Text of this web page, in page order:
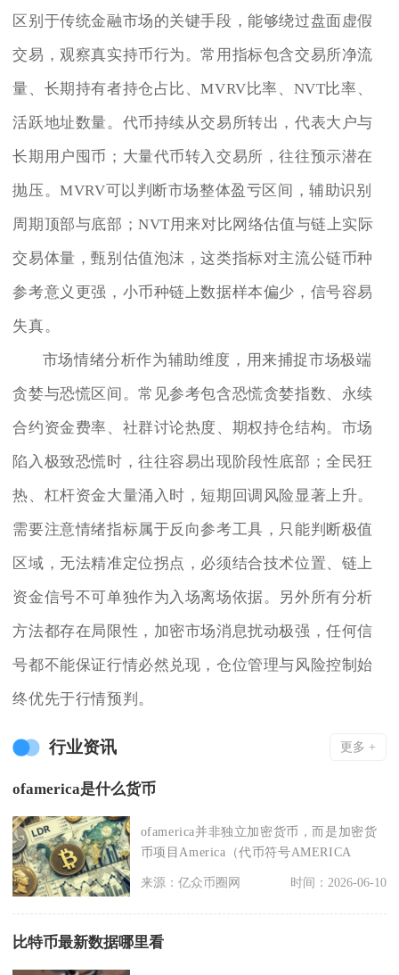
区别于传统金融市场的关键手段，能够绕过盘面虚假
交易，观察真实持币行为。常用指标包含交易所净流
量、长期持有者持仓占比、MVRV比率、NVT比率、
活跃地址数量。代币持续从交易所转出，代表大户与
长期用户囤币；大量代币转入交易所，往往预示潜在
抛压。MVRV可以判断市场整体盈亏区间，辅助识别
周期顶部与底部；NVT用来对比网络估值与链上实际
交易体量，甄别估值泡沫，这类指标对主流公链币种
参考意义更强，小币种链上数据样本偏少，信号容易
失真。
市场情绪分析作为辅助维度，用来捕捉市场极端
贪婪与恐慌区间。常见参考包含恐慌贪婪指数、永续
合约资金费率、社群讨论热度、期权持仓结构。市场
陷入极致恐慌时，往往容易出现阶段性底部；全民狂
热、杠杆资金大量涌入时，短期回调风险显著上升。
需要注意情绪指标属于反向参考工具，只能判断极值
区域，无法精准定位拐点，必须结合技术位置、链上
资金信号不可单独作为入场离场依据。另外所有分析
方法都存在局限性，加密市场消息扰动极强，任何信
号都不能保证行情必然兑现，仓位管理与风险控制始
终优先于行情预判。
行业资讯 更多 +
ofamerica是什么货币
ofamerica并非独立加密货币，而是加密货
币项目America（代币符号AMERICA
来源：亿众币圈网 时间：2026-06-10
比特币最新数据哪里看